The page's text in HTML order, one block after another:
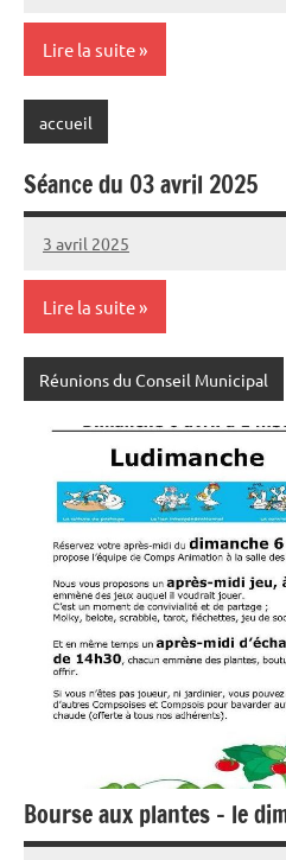
MASSON
commentaire
Lire la suite
accueil
Séance du 03 avril 2025
3 avril 2025
Sylviane
MASSON
Aucun
commentaire
Lire la suite
Réunions du Conseil Municipal
Bourse aux plantes – le